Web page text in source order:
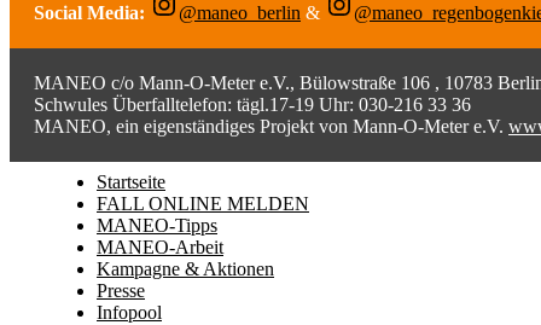
Social Media: @maneo_berlin &
MANEO c/o Mann-O-Meter e.V., Bülowstraße 106 , 10783
Schwules Überfalltelefon: tägl.17-19 Uhr: 030-216 33 36
MANEO, ein eigenständiges Projekt von Mann-O-Meter e.V.
Startseite
FALL ONLINE MELDEN
MANEO-Tipps
MANEO-Arbeit
Kampagne & Aktionen
Presse
Infopool